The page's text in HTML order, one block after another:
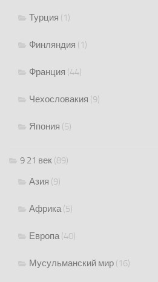
Турция (1)
Финляндия (1)
Франция (44)
Чехословакия (9)
Япония (5)
9 21 век (89)
Азия (9)
Африка(5)
Европа(40)
Мусульманский мир (16)